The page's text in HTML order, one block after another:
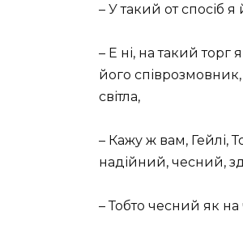
– У такий от спосіб
– Е ні, на такий
його
світла,
– Кажу ж вам, Гейлі,
надійний, чесний,
– Тобто чесний як